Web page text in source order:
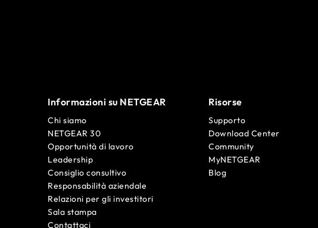
Informazioni su NETGEAR
Chi siamo
NETGEAR 30
Opportunità di lavoro
Leadership
Consiglio consultivo
Responsabilità aziendale
Relazioni per gli investitori
Sala stampa
Contattaci
Risorse
Supporto
Download Center
Community
MyNETGEAR
Blog